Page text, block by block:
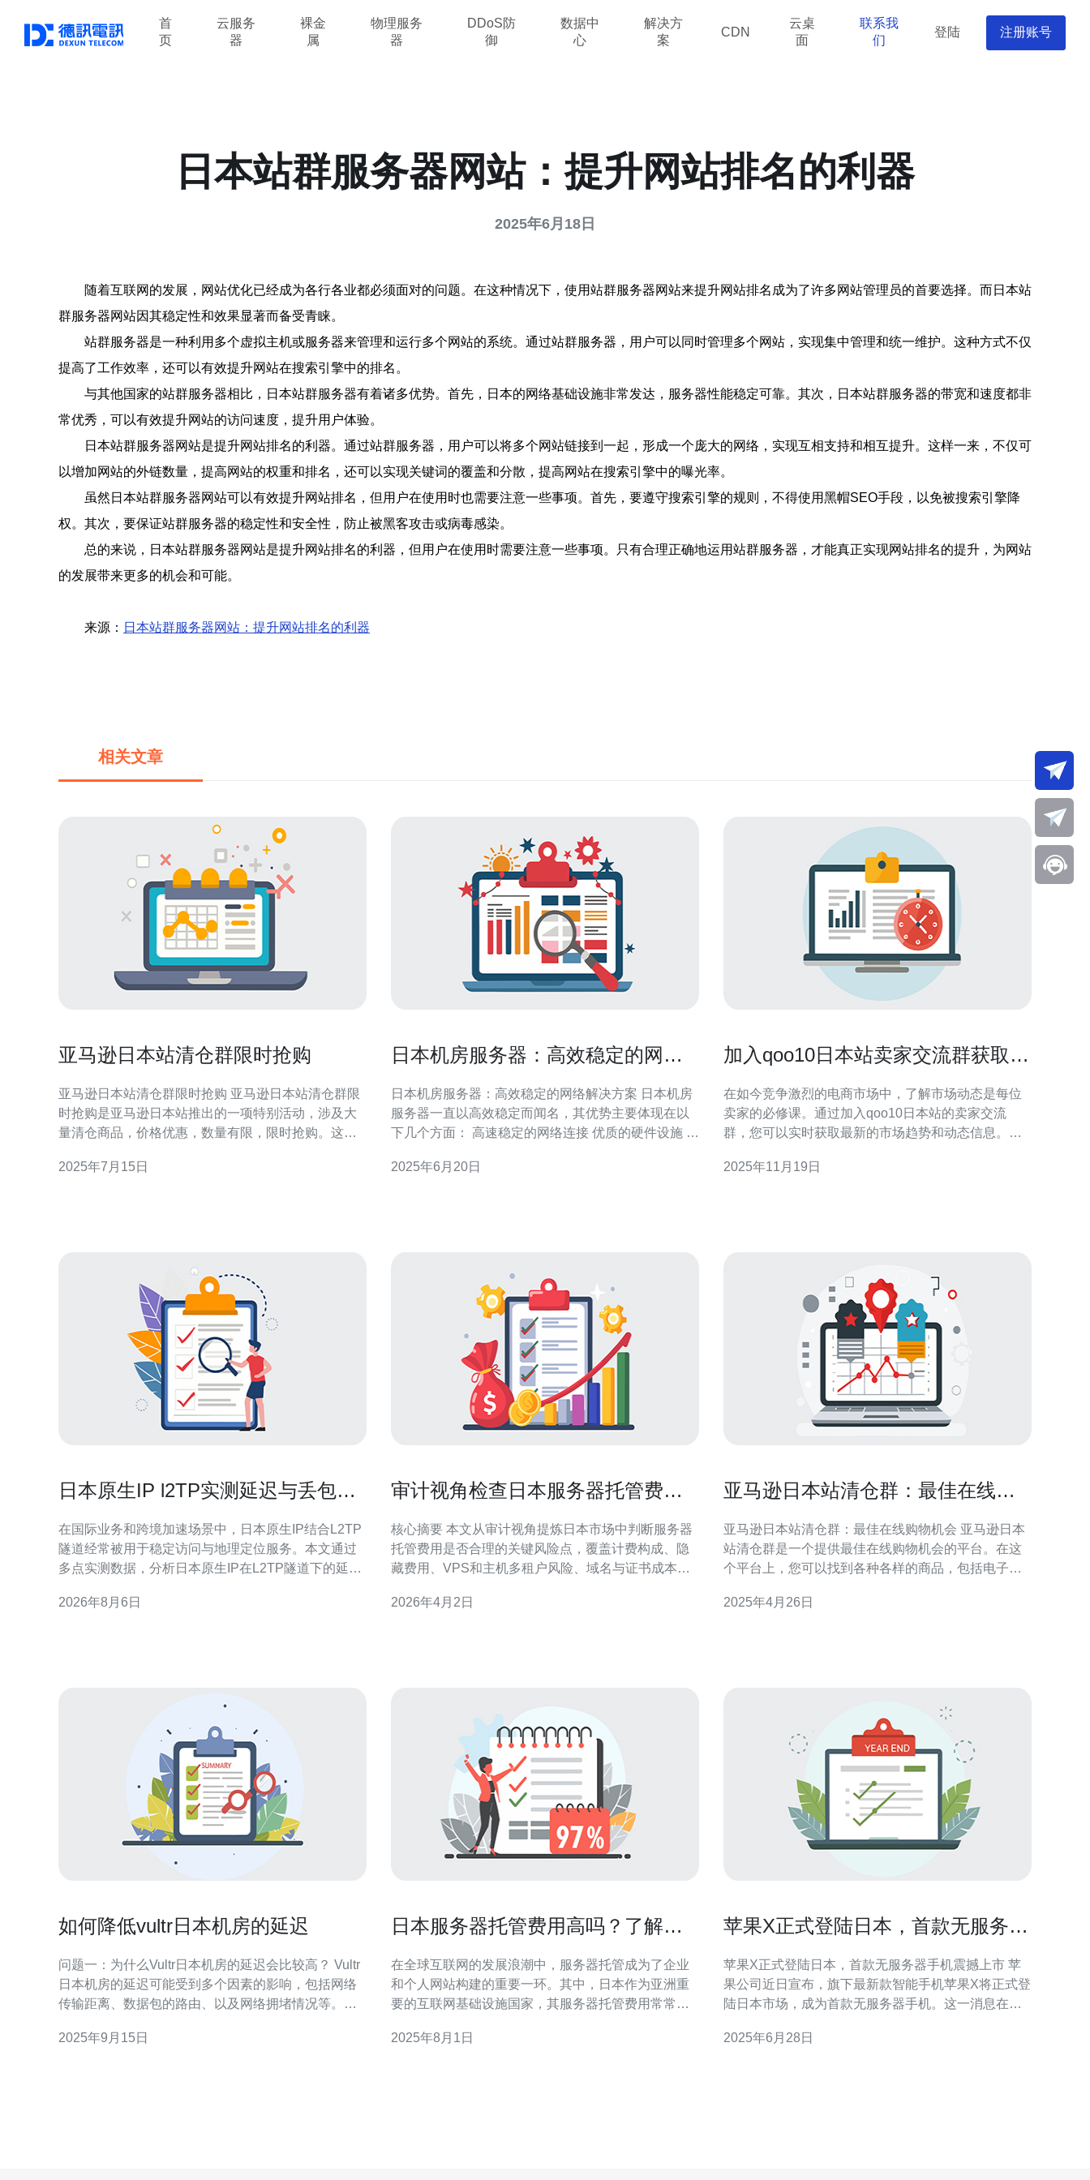
首
页
云服务
器
裸金
属
物理服务
器
DDoS防
御
数据中
心
解决方
案
CDN
云桌
面
联系我
们
登陆 注册账号
日本站群服务器网站：提升网站排名的利器
2025年6月18日
随着互联网的发展，网站优化已经成为各行各业都必须面对的问题。在这种情况下，使用站群服务器网站来提升网站排名成为了许多网站管理员的首要选择。而日本站
群服务器网站因其稳定性和效果显著而备受青睐。
站群服务器是一种利用多个虚拟主机或服务器来管理和运行多个网站的系统。通过站群服务器，用户可以同时管理多个网站，实现集中管理和统一维护。这种方式不仅
提高了工作效率，还可以有效提升网站在搜索引擎中的排名。
与其他国家的站群服务器相比，日本站群服务器有着诸多优势。首先，日本的网络基础设施非常发达，服务器性能稳定可靠。其次，日本站群服务器的带宽和速度都非
常优秀，可以有效提升网站的访问速度，提升用户体验。
日本站群服务器网站是提升网站排名的利器。通过站群服务器，用户可以将多个网站链接到一起，形成一个庞大的网络，实现互相支持和相互提升。这样一来，不仅可
以增加网站的外链数量，提高网站的权重和排名，还可以实现关键词的覆盖和分散，提高网站在搜索引擎中的曝光率。
虽然日本站群服务器网站可以有效提升网站排名，但用户在使用时也需要注意一些事项。首先，要遵守搜索引擎的规则，不得使用黑帽SEO手段，以免被搜索引擎降
权。其次，要保证站群服务器的稳定性和安全性，防止被黑客攻击或病毒感染。
总的来说，日本站群服务器网站是提升网站排名的利器，但用户在使用时需要注意一些事项。只有合理正确地运用站群服务器，才能真正实现网站排名的提升，为网站
的发展带来更多的机会和可能。
来源： 日本站群服务器网站：提升网站排名的利器
相关文章
亚马逊日本站清仓群限时抢购
亚马逊日本站清仓群限时抢购 亚马逊日本站清仓群限
时抢购是亚马逊日本站推出的一项特别活动，涉及大
量清仓商品，价格优惠，数量有限，限时抢购。这是
购买商品而推出的活动。 亚马逊日本站清仓群限时抢
2025年7月15日
日本机房服务器：高效稳定的网络
日本机房服务器：高效稳定的网络解决方案 日本机房
服务器一直以高效稳定而闻名，其优势主要体现在以
下几个方面： 高速稳定的网络连接 优质的硬件设施 安
2025年6月20日
加入qoo10日本站卖家交流群获取市
在如今竞争激烈的电商市场中，了解市场动态是每位
卖家的必修课。通过加入qoo10日本站的卖家交流
群，您可以实时获取最新的市场趋势和动态信息。此
店铺在技术层面具备竞争力，提升用户体验。 市场动
2025年11月19日
日本原生IP l2TP实测延迟与丢包率
在国际业务和跨境加速场景中，日本原生IP结合L2TP
隧道经常被用于稳定访问与地理定位服务。本文通过
多点实测数据，分析日本原生IP在L2TP隧道下的延迟
CDN与高防DDoS的角度给出采购与优化建议，便于
2026年8月6日
审计视角检查日本服务器托管费用
核心摘要 本文从审计视角提炼日本市场中判断服务器
托管费用是否合理的关键风险点，覆盖计费构成、隐
藏费用、VPS和主机多租户风险、域名与证书成本、
规与合同条款风险；并给出审计检查要点与控制建
2026年4月2日
亚马逊日本站清仓群：最佳在线购
亚马逊日本站清仓群：最佳在线购物机会 亚马逊日本
站清仓群是一个提供最佳在线购物机会的平台。在这
个平台上，您可以找到各种各样的商品，包括电子产
仓群还提供了许多优惠活动和折扣，让您以更低的价
2025年4月26日
如何降低vultr日本机房的延迟
问题一：为什么Vultr日本机房的延迟会比较高？ Vultr
日本机房的延迟可能受到多个因素的影响，包括网络
传输距离、数据包的路由、以及网络拥堵情况等。尤
载增加，从而影响延迟。此外，用户与服务器之间的
2025年9月15日
日本服务器托管费用高吗？了解最
在全球互联网的发展浪潮中，服务器托管成为了企业
和个人网站构建的重要一环。其中，日本作为亚洲重
要的互联网基础设施国家，其服务器托管费用常常引
我们将为您揭开这一谜底，并提供最新的市场价格信
2025年8月1日
苹果X正式登陆日本，首款无服务器
苹果X正式登陆日本，首款无服务器手机震撼上市 苹
果公司近日宣布，旗下最新款智能手机苹果X将正式登
陆日本市场，成为首款无服务器手机。这一消息在科
满了期待。 苹果X采用了全新的无服务器技术，这意
2025年6月28日